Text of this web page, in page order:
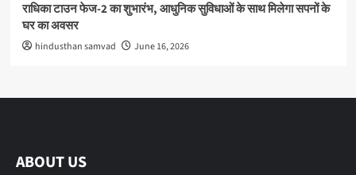
राधिका टाउन फेज-2 का शुभारंभ, आधुनिक सुविधाओं के साथ मिलेगा सपनों के
घर का अवसर
hindusthan samvad June 16, 2026
ABOUT US